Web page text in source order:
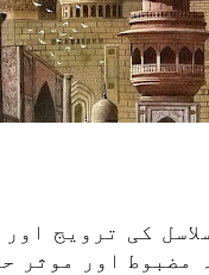
کی ترویج
مضبوط اور موثر